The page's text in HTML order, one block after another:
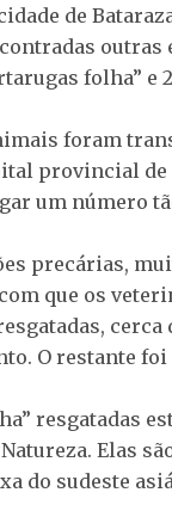
de
outras
folha” e
foram
provincial
um número
precárias,
que os
O restante
resgatadas
Elas
do sudeste